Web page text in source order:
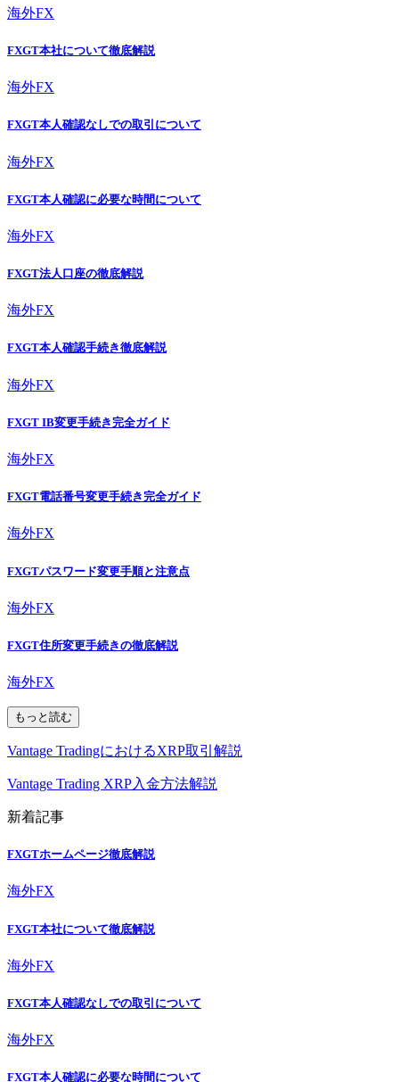
海外FX
FXGT本社について徹底解説
海外FX
FXGT本人確認なしでの取引について
海外FX
FXGT本人確認に必要な時間について
海外FX
FXGT法人口座の徹底解説
海外FX
FXGT本人確認手続き徹底解説
海外FX
FXGT IB変更手続き完全ガイド
海外FX
FXGT電話番号変更手続き完全ガイド
海外FX
FXGTパスワード変更手順と注意点
海外FX
FXGT住所変更手続きの徹底解説
海外FX
もっと読む
Vantage TradingにおけるXRP取引解説
Vantage Trading XRP入金方法解説
新着記事
FXGTホームページ徹底解説
海外FX
FXGT本社について徹底解説
海外FX
FXGT本人確認なしでの取引について
海外FX
FXGT本人確認に必要な時間について